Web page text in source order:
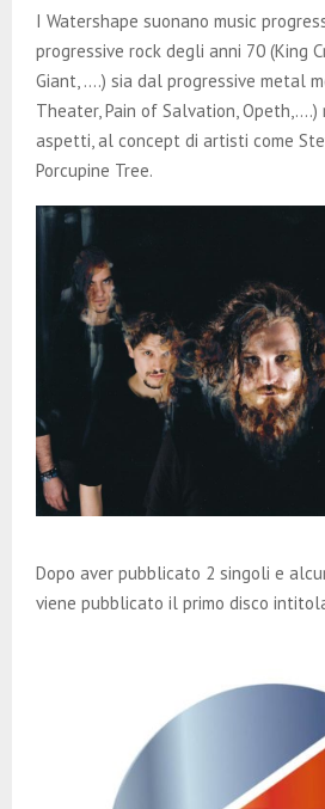
I Watershape suonano music
progressive rock degli anni 70 (King
Giant, ….) sia dal progressive metal
Theater, Pain of Salvation,
aspetti, al concept di artisti come
Porcupine Tree.
Dopo aver pubblicato 2 singoli e
viene pubblicato il primo disco